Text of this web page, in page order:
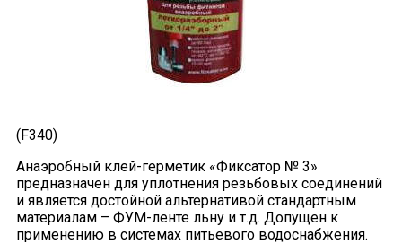
(F340)
Анаэробный клей-герметик «Фиксатор № 3»
предназначен для уплотнения резьбовых соединений
и является достойной альтернативой стандартным
материалам – ФУМ-ленте льну и т.д. Допущен к
применению в системах питьевого водоснабжения.